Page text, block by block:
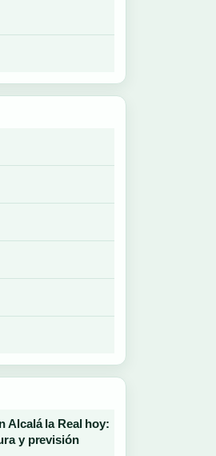
Alcalá la Real hoy:
y previsión